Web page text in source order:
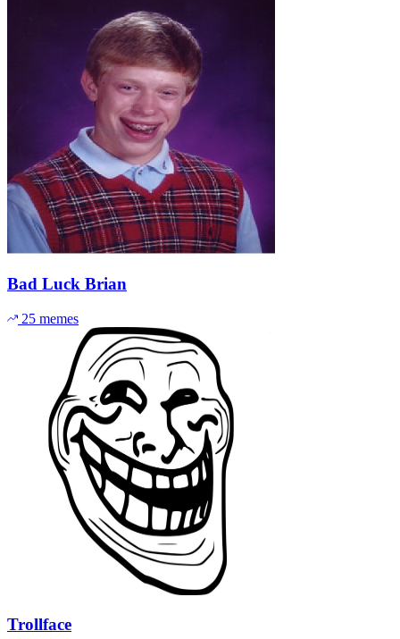
Bad Luck Brian
25 memes
Trollface